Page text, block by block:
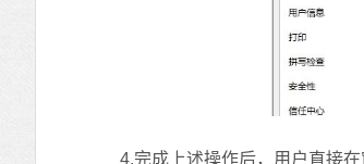
4.完成上述操作后，用户直接在